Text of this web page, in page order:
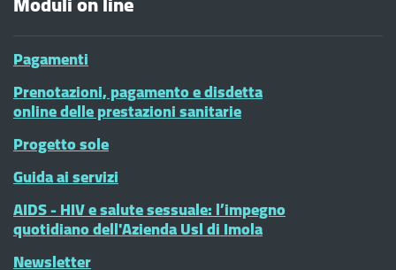
Pagamenti
Prenotazioni, pagamento e disdetta
online delle prestazioni sanitarie
Progetto sole
Guida ai servizi
AIDS - HIV e salute sessuale: l’impegno
quotidiano dell'Azienda Usl di Imola
Newsletter